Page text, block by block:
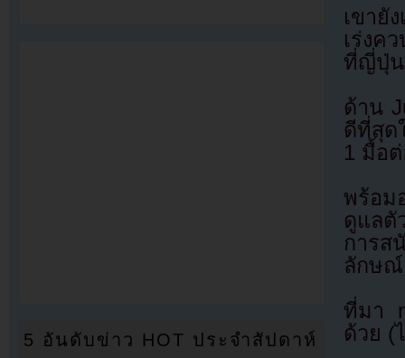
เขายั
เร่งค
ที่ญี่ปุ่น
ด้าน
ดีที่สุด
1 มื้อ
พร้อม
ดูแลตั
การ
ลักษณ์
ที่มา
ด้วย (
5 อันดับข่าว HOT ประจำสัปดาห์